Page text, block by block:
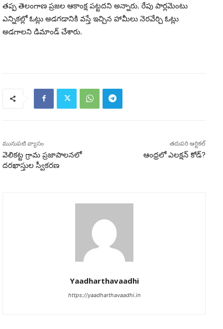
తప్ప తెలంగాణ ప్రజల ఆకాంక్ష పట్టదని అన్నారు. రేపు పార్లమెంటు
ఎన్నికల్లో ఓట్లు అడగడానికి వస్తే ఇచ్చిన హామీలు నెరవేర్చి ఓట్లు
అడగాలని డిమాండ్ చేశారు.
మునుపటి వ్యాసం
వెలికట్ట గ్రామ ప్రజాపాలనలో
దరఖాస్తుల స్వీకరణ
తదుపరి ఆర్టికల్
ఆంధ్రలో ఎలక్షన్ కోడ్?
Yaadharthavaadhi
https://yaadharthavaadhi.in